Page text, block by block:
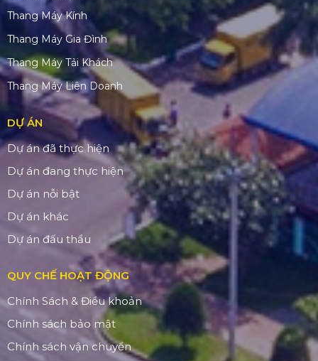
Thang Máy Kính
Thang Máy Gia Đình
Thang Máy Tải Khách
Thang Máy Liên Doanh
DỰ ÁN
Dự án đã thực hiện
Dự án đang thực hiện
Dự án nỗi bật
Dự án khác
Dự án đấu thầu
QUY CHẾ HOẠT ĐỘNG
Chính Sách & Điều khoản
Chính sách bảo mật
Chính sách vận chuyển